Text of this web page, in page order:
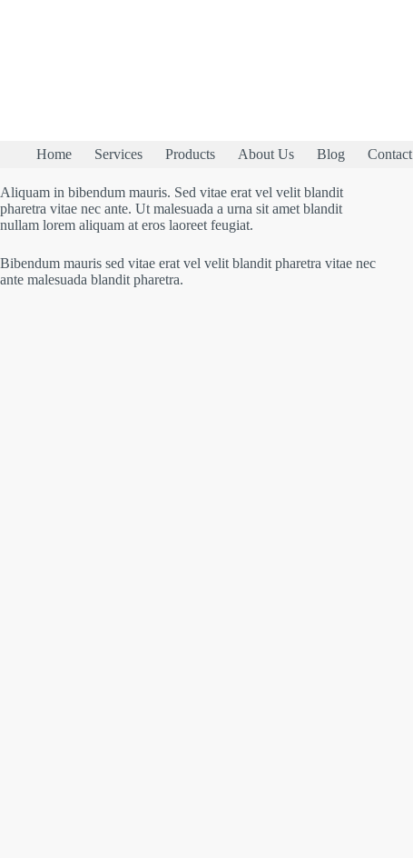
Home Services Products About Us Blog Contact
Aliquam in bibendum mauris. Sed vitae erat vel velit blandit
pharetra vitae nec ante. Ut malesuada a urna sit amet blandit
nullam lorem aliquam at eros laoreet feugiat.
Bibendum mauris sed vitae erat vel velit blandit pharetra vitae nec
ante malesuada blandit pharetra.